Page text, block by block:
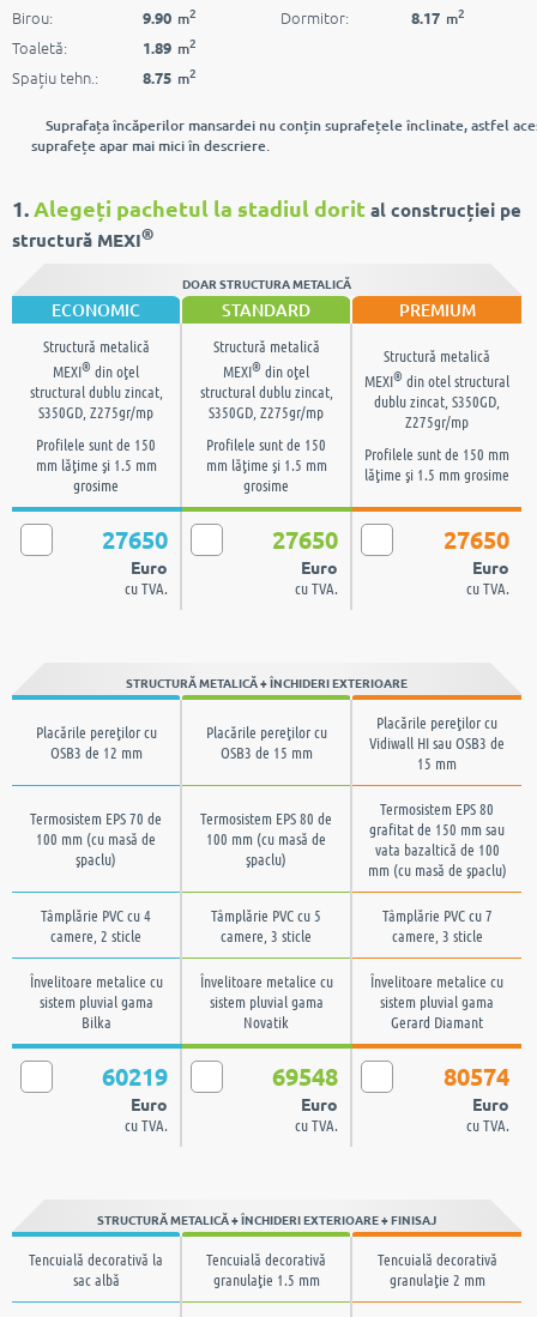
Birou: 9.90 m2
Toaletă: 1.89 m2
Spațiu tehn.: 8.75 m2
Dormitor: 8.17 m2
Suprafața încăperilor mansardei nu conțin suprafețele înclinate, astfel
suprafețe apar mai mici în descriere.
1.Alegeți pachetul la stadiul dorit al construcției pe
structură MEXI®
DOAR STRUCTURA METALICĂ
ECONOMIC STANDARD PREMIUM
Structură metalică
MEXI® din oţel
structural dublu zincat,
S350GD, Z275gr/mp
Profilele sunt de 150
mm lăţime şi 1.5 mm
grosime
Structură metalică
MEXI® din oţel
structural dublu zincat,
S350GD, Z275gr/mp
Profilele sunt de 150
mm lăţime şi 1.5 mm
grosime
Structură metalică
MEXI® din otel structural
dublu zincat, S350GD,
Z275gr/mp
Profilele sunt de 150 mm
lăţime şi 1.5 mm grosime
27650
Euro
cu TVA.
27650
Euro
cu TVA.
27650
Euro
cu TVA.
STRUCTURĂ METALICĂ + ÎNCHIDERI EXTERIOARE
Placările pereţilor cu
OSB3 de 12 mm
Placările pereţilor cu
OSB3 de 15 mm
Placările pereţilor cu
Vidiwall HI sau OSB3 de
15 mm
Termosistem EPS 70 de
100 mm (cu masă de
şpaclu)
Termosistem EPS 80 de
100 mm (cu masă de
şpaclu)
Termosistem EPS 80
grafitat de 150 mm sau
vata bazaltică de 100
mm (cu masă de şpaclu)
Tâmplărie PVC cu 4
camere, 2 sticle
Tâmplărie PVC cu 5
camere, 3 sticle
Tâmplărie PVC cu 7
camere, 3 sticle
Învelitoare metalice cu
sistem pluvial gama
Bilka
Învelitoare metalice cu
sistem pluvial gama
Novatik
Învelitoare metalice cu
sistem pluvial gama
Gerard Diamant
60219
Euro
cu TVA.
69548
Euro
cu TVA.
80574
Euro
cu TVA.
STRUCTURĂ METALICĂ + ÎNCHIDERI EXTERIOARE + FINISAJ
Tencuială decorativă la
sac albă
Tencuială decorativă
granulaţie 1.5 mm
Tencuială decorativă
granulaţie 2 mm